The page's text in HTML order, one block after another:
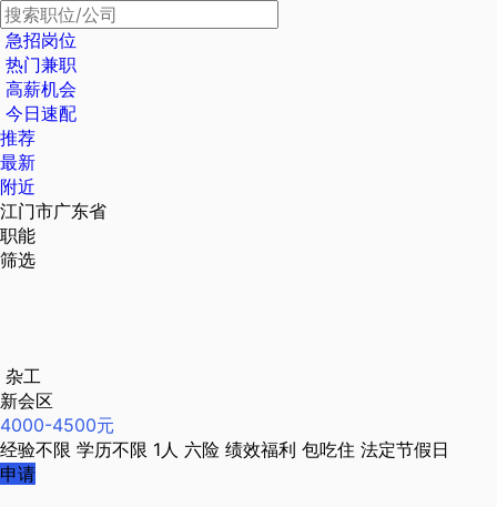
急招岗位
热门兼职
高薪机会
今日速配
推荐
最新
附近
江门市广东省
职能
筛选
杂工
新会区
4000-4500元
经验不限 学历不限 1人 六险 绩效福利 包吃住 法定节假日
申请